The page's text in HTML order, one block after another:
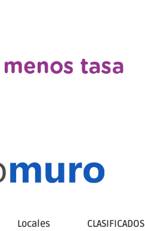
Locales CLASIFICADOS